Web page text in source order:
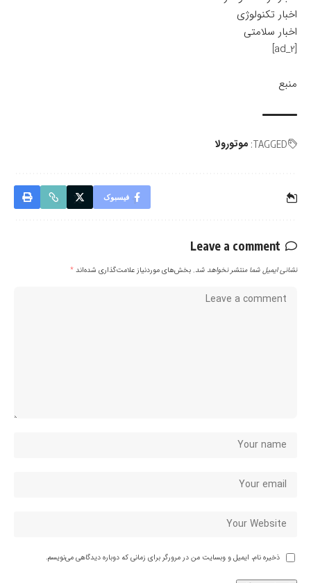
اخبار تکنولوژی
اخبار سلامتی
[ad_2]
منبع
TAGGED: موتورولا
فیسبوک
Leave a comment
نشانی ایمیل شما منتشر نخواهد شد. بخش‌های موردنیاز علامت‌گذاری شده‌اند*
ذخیره نام، ایمیل و وبسایت من در مرورگر برای زمانی که دوباره دیدگاهی می‌نویسم.